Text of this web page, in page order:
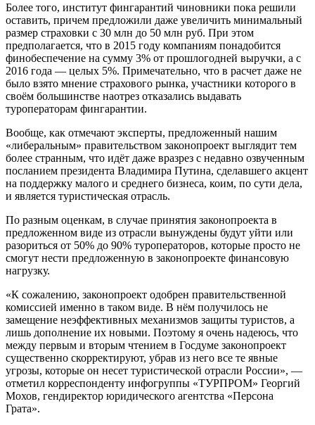
Более того, институт фингарантий чиновники пока решили
оставить, причем предложили даже увеличить минимальный
размер страховки с 30 млн до 50 млн руб. При этом
предполагается, что в 2015 году компаниям понадобится
финобеспечение на сумму 3% от прошлогодней выручки, а с
2016 года — целых 5%. Примечательно, что в расчет даже не
было взято мнение страхового рынка, участники которого в
своём большинстве наотрез отказались выдавать
туроператорам фингарантии.
Вообще, как отмечают эксперты, предложенный нашим
«либеральным» правительством законопроект выглядит тем
более странным, что идёт даже вразрез с недавно озвученным
посланием президента Владимира Путина, сделавшего акцент
на поддержку малого и среднего бизнеса, коим, по сути дела,
и является туристическая отрасль.
По разным оценкам, в случае принятия законопроекта в
предложенном виде из отрасли вынуждены будут уйти или
разориться от 50% до 90% туроператоров, которые просто не
смогут нести предложенную в законопроекте финансовую
нагрузку.
«К сожалению, законопроект одобрен правительственной
комиссией именно в таком виде. В нём получилось не
замещение неэффективных механизмов защиты туристов, а
лишь дополнение их новыми. Поэтому я очень надеюсь, что
между первым и вторым чтением в Госдуме законопроект
существенно скорректируют, убрав из него все те явные
угрозы, которые он несет туристической отрасли России», —
отметил корреспонденту инфогруппы «ТУРПРОМ» Георгий
Мохов, гендиректор юридического агентства «Персона
Грата».